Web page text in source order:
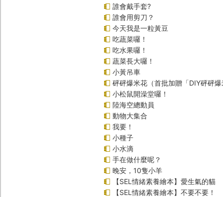
誰會戴手套?
誰會用剪刀？
今天我是一粒黃豆
吃蔬菜囉！
吃水果囉！
蔬菜長大囉！
小黃吊車
砰砰爆米花（首批加贈「DIY砰砰
小松鼠開澡堂囉！
陸海空總動員
動物大集合
我要！
小種子
小水滴
手在做什麼呢？
晚安，10隻小羊
【SEL情緒素養繪本】愛生氣的貓
【SEL情緒素養繪本】不要不要！